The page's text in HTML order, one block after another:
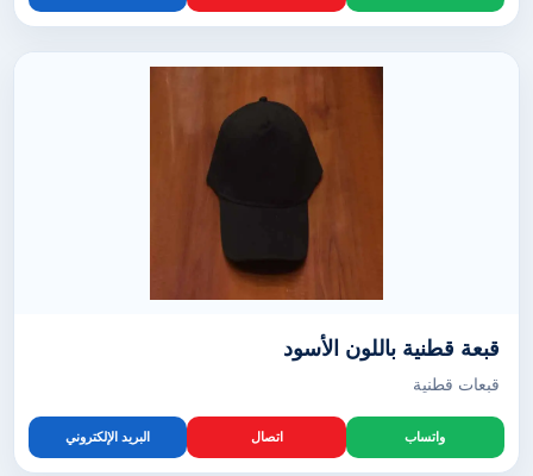
قبعة قطنية باللون الأسود
قبعات قطنية
واتساب اتصال البريد الإلكتروني